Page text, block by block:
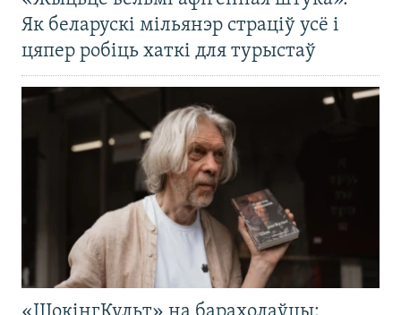
Як беларускі мільянэр страціў усё і
цяпер робіць хаткі для турыстаў